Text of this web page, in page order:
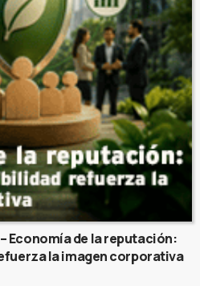
Economía de la reputación:
la imagen corporativa